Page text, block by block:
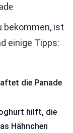
bekommen, ist
einige Tipps:
die Panade
hilft, die
Hähnchen